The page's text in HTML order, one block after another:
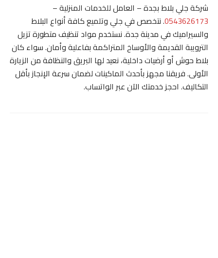
شركة جلي بلاط بجدة – العامل للخدمات المنزلية –
0543626173. نتخصص في جلي وتلميع كافة أنواع البلاط
والسيراميك في مدينة جدة. نستخدم مواد تنظيف متطورة تزيل
الترويبة القديمة والأوساخ المتراكمة بفاعلية وأمان. سواء كان
بلاط حوش أو أرضيات داخلية، نعيد لها البريق والنظافة من الزيارة
الأولى. فريقنا مجهز بأحدث الماكينات لضمان سرعة الإنجاز بأقل
التكاليف. احجز خدمتك الآن عبر الواتساب.